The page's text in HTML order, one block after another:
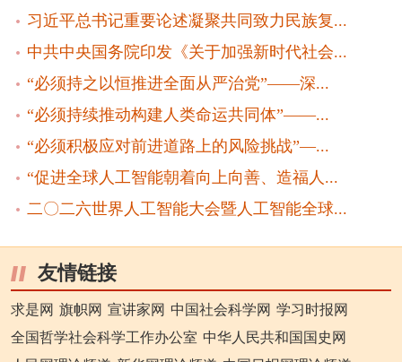
习近平总书记重要论述凝聚共同致力民族复...
中共中央国务院印发《关于加强新时代社会...
“必须持之以恒推进全面从严治党”——深...
“必须持续推动构建人类命运共同体”——...
“必须积极应对前进道路上的风险挑战”—...
“促进全球人工智能朝着向上向善、造福人...
二〇二六世界人工智能大会暨人工智能全球...
友情链接
求是网 旗帜网 宣讲家网 中国社会科学网 学习时报网
全国哲学社会科学工作办公室 中华人民共和国国史网